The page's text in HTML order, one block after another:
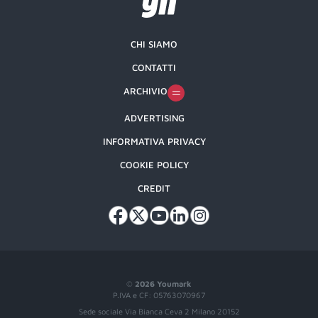
© 2026 Youmark
P.IVA e CF: 05763070967
Sede sociale Via Bianca Ceva 2 Milano 20152
CHI SIAMO
CONTATTI
ARCHIVIO
ADVERTISING
INFORMATIVA PRIVACY
COOKIE POLICY
CREDIT